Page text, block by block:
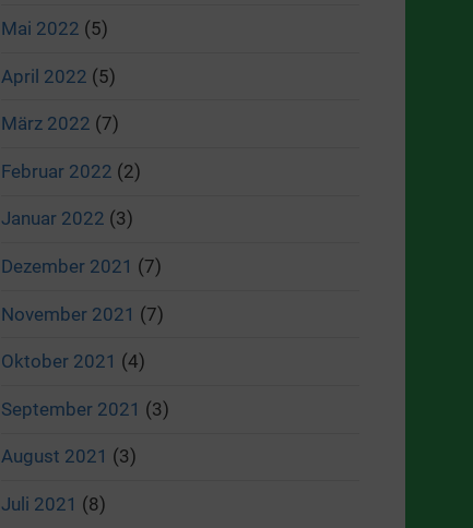
Mai 2022 (5)
April 2022 (5)
März 2022 (7)
Februar 2022 (2)
Januar 2022 (3)
Dezember 2021 (7)
November 2021 (7)
Oktober 2021 (4)
September 2021 (3)
August 2021 (3)
Juli 2021 (8)